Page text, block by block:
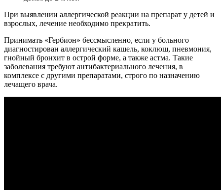
При выявлении аллергической реакции на препарат у детей и
взрослых, лечение необходимо прекратить.
Принимать «Гербион» бессмысленно, если у больного
диагностирован аллергический кашель, коклюш, пневмония,
гнойный бронхит в острой форме, а также астма. Такие
заболевания требуют антибактериального лечения, в
комплексе с другими препаратами, строго по назначению
лечащего врача.